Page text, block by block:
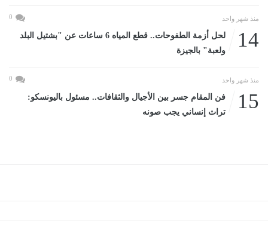
منذ شهر واحد 0
14
لحل أزمة الطفوحات.. قطع المياه 6 ساعات عن "بشتيل البلد
ولعبة" بالجيزة
منذ شهر واحد 0
15
فن المقام جسر بين الأجيال والثقافات.. مسئول باليونسكو:
تراث إنساني يجب صونه